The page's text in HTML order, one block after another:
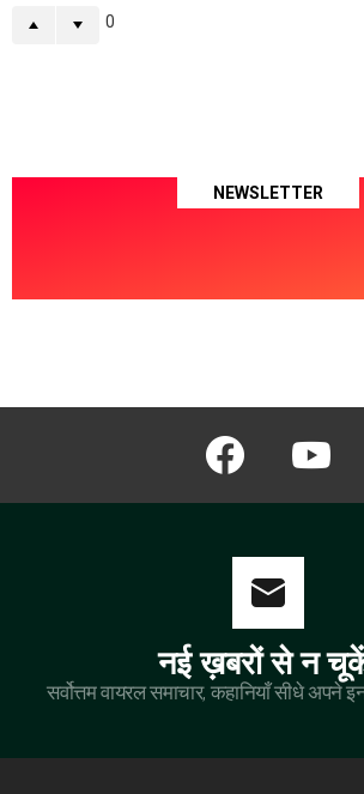
0
NEWSLETTER
facebook
नई ख़बरों से न
सर्वोत्तम वायरल समाचार, कहानियाँ सीधे अपने